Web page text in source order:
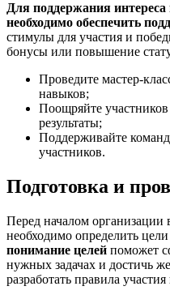
Для поддержания
необходимо обеспечить
стимулы для участия и
бонусы или повышение
Проведите мастер-
навыков;
Поощряйте участников
результаты;
Поддерживайте
участников.
Подготовка и
Перед началом организации
необходимо определить
понимание целей поможет
нужных задачах и достичь
разработать правила